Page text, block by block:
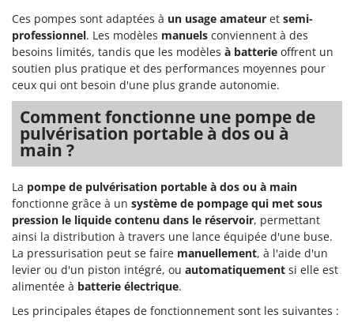
Ces pompes sont adaptées à un usage amateur et semi-
professionnel. Les modèles manuels conviennent à des
besoins limités, tandis que les modèles à batterie offrent un
soutien plus pratique et des performances moyennes pour
ceux qui ont besoin d'une plus grande autonomie.
Comment fonctionne une pompe de
pulvérisation portable à dos ou à
main ?
La pompe de pulvérisation portable à dos ou à main
fonctionne grâce à un système de pompage qui met sous
pression le liquide contenu dans le réservoir, permettant
ainsi la distribution à travers une lance équipée d'une buse.
La pressurisation peut se faire manuellement, à l'aide d'un
levier ou d'un piston intégré, ou automatiquement si elle est
alimentée à batterie électrique.
Les principales étapes de fonctionnement sont les suivantes :